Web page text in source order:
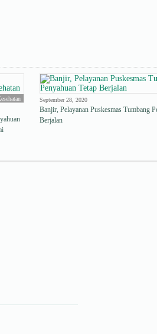
September 28, 2020
Banjir, Pelayanan Puskesmas Tumbang
Berjalan